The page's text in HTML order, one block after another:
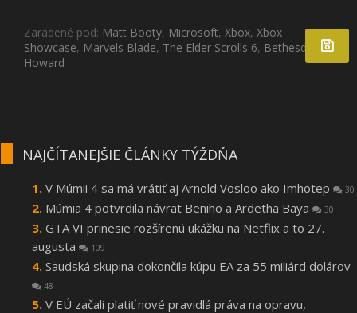
Zaradené pod: Matt Booty, Microsoft, Xbox, Xbox
Showcase, Marvels Blade, The Elder Scrolls 6, Bethesda
Todd
Howard
NAJČÍTANEJŠIE ČLÁNKY TÝŽDŇA
V Múmii 4 sa má vrátiť aj Arnold Vosloo ako Imhotep 30
Múmia 4 potvrdila návrat Beniho a Ardetha Baya 30
GTA VI prinesie rozšírenú ukážku na Netflix a to 27.
augusta
109
Saudská skupina dokončila kúpu EA za 55 miliárd dolárov
48
V EÚ začali platiť nové pravidlá práva na opravu,